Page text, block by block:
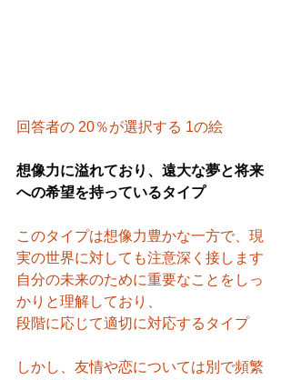
回答者の 20％が選択する 1の絵
想像力に溢れており、遠大な夢と将来
への希望を持っているタイプ
このタイプは想像力豊かな一方で、現
実の世界に対しても注意深く接します
自分の未来のために重要なことをしっ
かりと理解しており、
段階に応じて適切に対応するタイプ
しかし、友情や恋については別で頻繁